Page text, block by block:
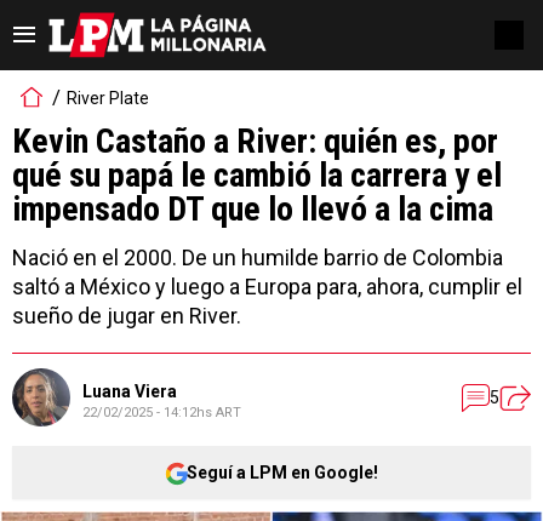
River Plate
Kevin Castaño a River: quién es, por
qué su papá le cambió la carrera y el
impensado DT que lo llevó a la cima
Nació en el 2000. De un humilde barrio de Colombia
saltó a México y luego a Europa para, ahora, cumplir el
sueño de jugar en River.
Luana Viera
22/02/2025 - 14:12hs ART
5
Seguí a LPM en Google!